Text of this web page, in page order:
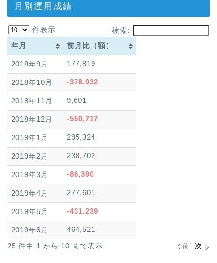
月別運用成績
件表示
検索:
年月
前月比（額）
年月
前月比（額）
2018年9月 177,819
2018年10月 -378,932
2018年11月 9,601
2018年12月 -550,717
2019年1月 295,324
2019年2月 238,702
2019年3月 -86,390
2019年4月 277,601
2019年5月 -431,239
2019年6月
464,521
25 件中 1 から 10 まで表示
前 次